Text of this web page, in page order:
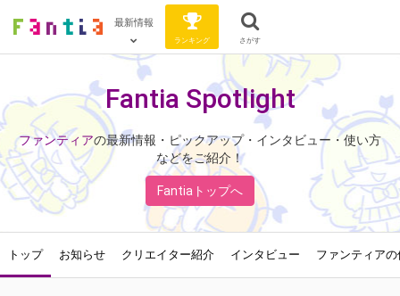
最新情報
ランキング さがす
Fantia Spotlight
ファンティアの最新情報・ピックアップ・インタビュー・使い方
などをご紹介！
Fantiaトップへ
トップ お知らせ クリエイター紹介 インタビュー ファンティア